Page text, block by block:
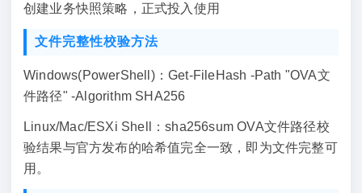
创建业务快照策略，正式投入使用
文件完整性校验方法
Windows(PowerShell)：Get-FileHash -Path "OVA文
件路径" -Algorithm SHA256
Linux/Mac/ESXi Shell：sha256sum OVA文件路径校
验结果与官方发布的哈希值完全一致，即为文件完整可
用。